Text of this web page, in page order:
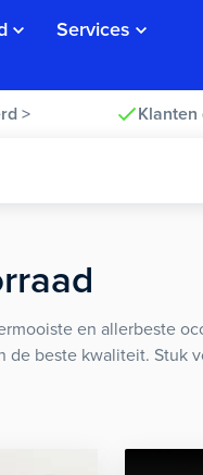
Services
> Klanten
en allerbeste
beste kwaliteit. Stuk